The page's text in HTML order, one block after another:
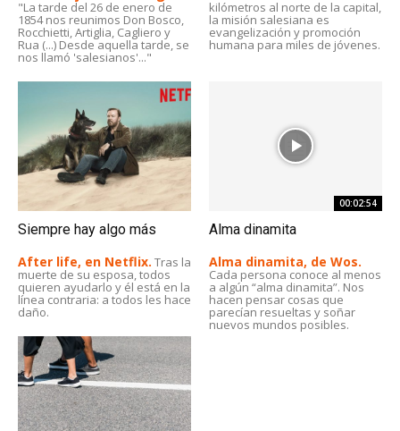
"La tarde del 26 de enero de
1854 nos reunimos Don Bosco,
Rocchietti, Artiglia, Cagliero y
Rua (...) Desde aquella tarde, se
nos llamó 'salesianos'..."
kilómetros al norte de la capital,
la misión salesiana es
evangelización y promoción
humana para miles de jóvenes.
Siempre hay algo más
After life, en Netflix. Tras la
muerte de su esposa, todos
quieren ayudarlo y él está en la
línea contraria: a todos les hace
daño.
00:02:54
Alma dinamita
Alma dinamita, de Wos.
Cada persona conoce al menos
a algún “alma dinamita”. Nos
hacen pensar cosas que
parecían resueltas y soñar
nuevos mundos posibles.